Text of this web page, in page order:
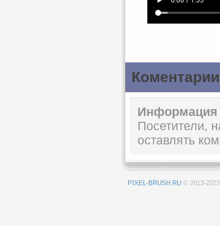
Коментарии
Информация
Посетители,
оставлять
PIXEL-BRUSH.RU © 2013-